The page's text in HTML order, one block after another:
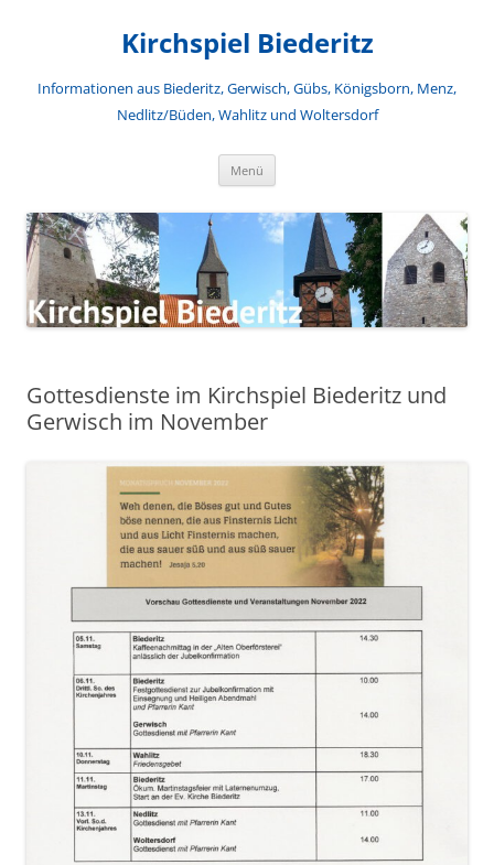
Kirchspiel Biederitz
Informationen aus Biederitz, Gerwisch, Gübs, Königsborn, Menz,
Nedlitz/Büden, Wahlitz und Woltersdorf
Menü
Gottesdienste im Kirchspiel Biederitz und
Gerwisch im November